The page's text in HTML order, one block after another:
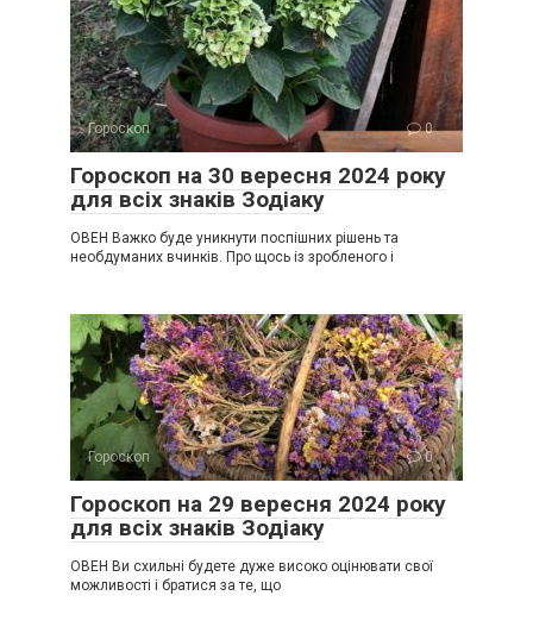
Гороскоп 0
Гороскоп на 30 вересня 2024 року
для всіх знаків Зодіаку
ОВЕН Важко буде уникнути поспішних рішень та
необдуманих вчинків. Про щось із зробленого і
Гороскоп 0
Гороскоп на 29 вересня 2024 року
для всіх знаків Зодіаку
ОВЕН Ви схильні будете дуже високо оцінювати свої
можливості і братися за те, що